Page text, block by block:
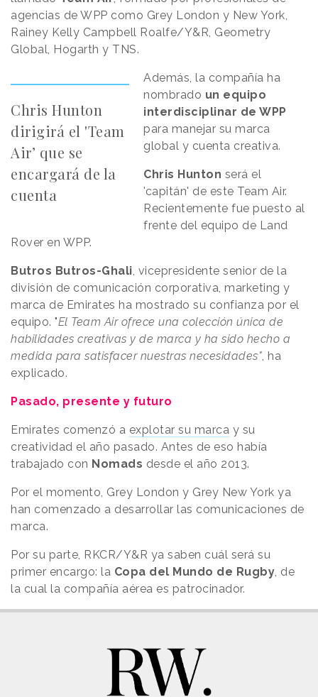
agencias de WPP como Grey London y New York,
Rainey Kelly Campbell Roalfe/Y&R, Geometry
Global, Hogarth y TNS.
Chris Hunton
dirigirá el 'Team
Air’ que se
encargará de la
cuenta
Además, la compañía ha
nombrado un equipo
interdisciplinar de WPP
para manejar su marca
global y cuenta creativa.
Chris Hunton será el
'capitán' de este Team Air.
Recientemente fue puesto al
frente del equipo de Land
Rover en WPP.
Butros Butros-Ghali, vicepresidente senior de la
división de comunicación corporativa, marketing y
marca de Emirates ha mostrado su confianza por el
equipo. "El Team Air ofrece una colección única de
habilidades creativas y de marca y ha sido hecho a
medida para satisfacer nuestras necesidades", ha
explicado.
Pasado, presente y futuro
Emirates comenzó a explotar su marca y su
creatividad el año pasado. Antes de eso había
trabajado con Nomads desde el año 2013.
Por el momento, Grey London y Grey New York ya
han comenzado a desarrollar las comunicaciones de
marca.
Por su parte, RKCR/Y&R ya saben cuál será su
primer encargo: la Copa del Mundo de Rugby, de
la cual la compañía aérea es patrocinador.